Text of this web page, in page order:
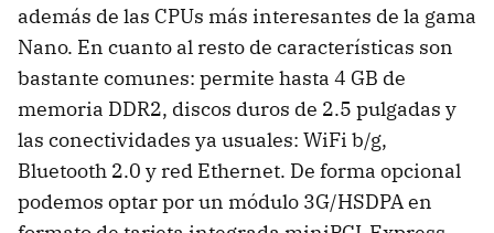
además de las CPUs más interesantes de la gama
Nano. En cuanto al resto de características son
bastante comunes: permite hasta 4 GB de
memoria DDR2, discos duros de 2.5 pulgadas y
las conectividades ya usuales: WiFi b/g,
Bluetooth 2.0 y red Ethernet. De forma opcional
podemos optar por un módulo 3G/HSDPA en